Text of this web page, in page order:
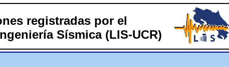
registradas por el
Sísmica (LIS-UCR)